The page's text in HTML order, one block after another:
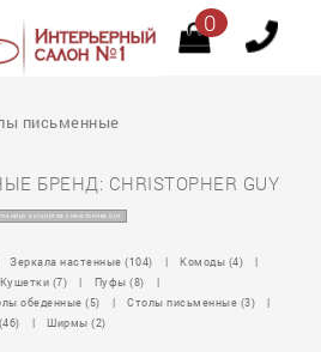
0
письменные
БРЕНД: CHRISTOPHER GUY
КАТАЛОГОВ CHRISTOPHER GUY
Зеркала настенные (104) | Комоды (4)
|
Кушетки (7) | Пуфы (8)
|
обеденные (5) | Столы письменные (3)
|
| Ширмы (2)